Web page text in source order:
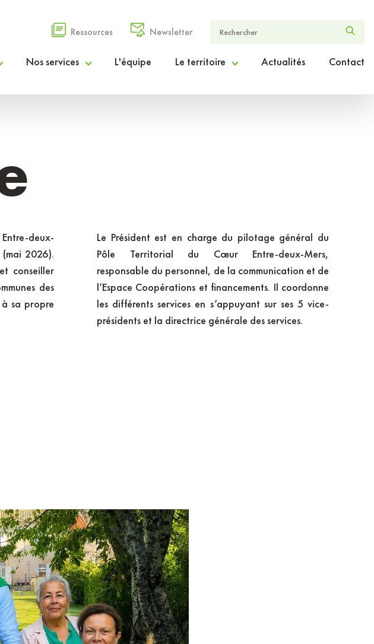
Ressources Newsletter
Nos services
Sols
Territoriales
Ecologique
mutualisée au service des collectivités
L'équipe Le territoire
Le Cœur Entre-deux-Mers en chiffres
Actualités Contact
deux-
(mai 2026).
conseiller
des
sa propre
Le Président est en charge du pilotage général du
Pôle Territorial du Cœur Entre-deux-Mers,
responsable du personnel, de la communication et de
l’Espace Coopérations et financements. Il coordonne
les différents services en s’appuyant sur ses 5 vice-
présidents et la directrice générale des services.